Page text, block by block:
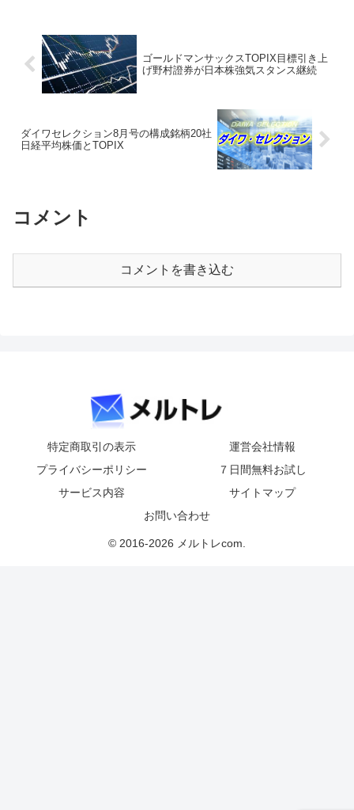
ゴールドマンサックスTOPIX目標引き上
げ野村證券が日本株強気スタンス継続
ダイワセレクション8月号の構成銘柄20社
日経平均株価とTOPIX
コメント
コメントを書き込む
特定商取引の表示
運営会社情報
プライバシーポリシー
７日間無料お試し
サービス内容
サイトマップ
お問い合わせ
© 2016-2026 メルトレcom.